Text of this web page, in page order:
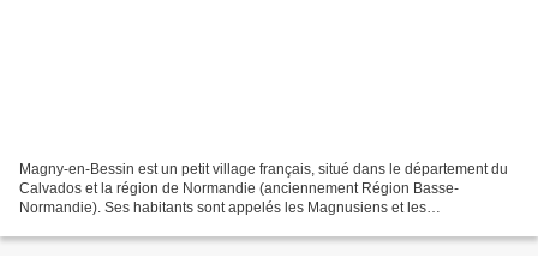
Magny-en-Bessin est un petit village français, situé dans le département du
Calvados et la région de Normandie (anciennement Région Basse-
Normandie). Ses habitants sont appelés les Magnusiens et les